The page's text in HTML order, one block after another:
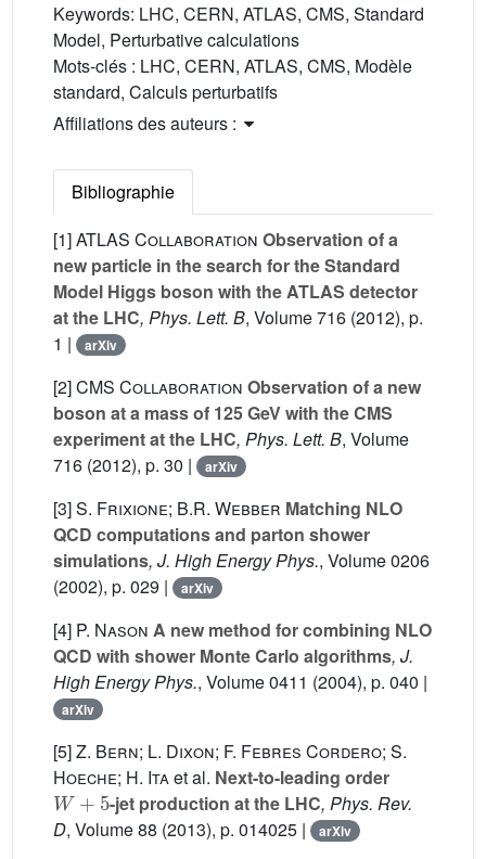
Keywords: LHC, CERN, ATLAS, CMS, Standard
Model, Perturbative calculations
Mots-clés : LHC, CERN, ATLAS, CMS, Modèle
standard, Calculs perturbatifs
Affiliations des auteurs :
Bibliographie
[1]ATLAS Collaboration Observation of a
new particle in the search for the Standard
Model Higgs boson with the ATLAS detector
at the LHC, Phys. Lett. B, Volume 716 (2012), p.
1 |
arXiv
[2]CMS Collaboration Observation of a new
boson at a mass of 125 GeV with the CMS
experiment at the LHC, Phys. Lett. B, Volume
716 (2012), p. 30 | arXiv
[3]S. Frixione; B.R. Webber Matching NLO
QCD computations and parton shower
simulations, J. High Energy Phys., Volume 0206
(2002), p. 029 |
arXiv
[4] P. Nason A new method for combining NLO
QCD with shower Monte Carlo algorithms, J.
High Energy Phys., Volume 0411 (2004), p. 040 |
arXiv
[5]Z. Bern; L. Dixon; F. Febres Cordero; S.
Hoeche; H. Itaet al. Next-to-leading order
W+5
-jet production at the LHC, Phys. Rev.
D, Volume 88 (2013), p. 014025 | arXiv